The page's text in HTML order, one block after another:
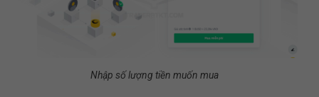
Nhập số lượng tiền muốn mua